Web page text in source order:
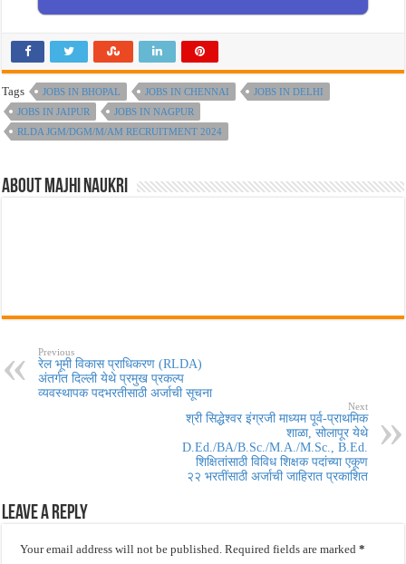
Tags JOBS IN BHOPAL JOBS IN CHENNAI
JOBS IN DELHI
JOBS IN JAIPUR
JOBS IN NAGPUR
RLDA JGM/DGM/M/AM RECRUITMENT 2024
About Majhi Naukri
Previous
रेल भूमी विकास प्राधिकरण (RLDA)
अंतर्गत दिल्ली येथे प्रमुख प्रकल्प
व्यवस्थापक पदभरतीसाठी अर्जाची सूचना
Next
श्री सिद्धेश्वर इंग्रजी माध्यम पूर्व-प्राथमिक
शाळा, सोलापूर येथे
D.Ed./BA/B.Sc./M.A./M.Sc., B.Ed.
शिक्षितांसाठी विविध शिक्षक पदांच्या एकूण
२२ भरतींसाठी अर्जाची जाहिरात प्रकाशित
Leave a Reply
Your email address will not be published. Required fields are marked*